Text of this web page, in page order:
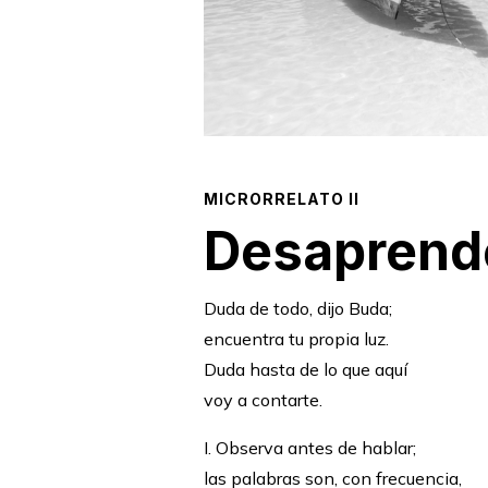
MICRORRELATO II
Duda de todo, dijo Buda;
encuentra tu propia luz.
Duda hasta de lo que aquí
voy a contarte.
I. Observa antes de hablar;
las palabras son, con frecuencia,